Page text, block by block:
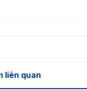
liên quan